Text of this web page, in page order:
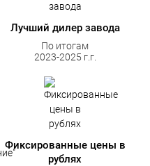
Лучший дилер завода
По итогам
2023-2025 г.г.
Фиксированные цены в
рублях